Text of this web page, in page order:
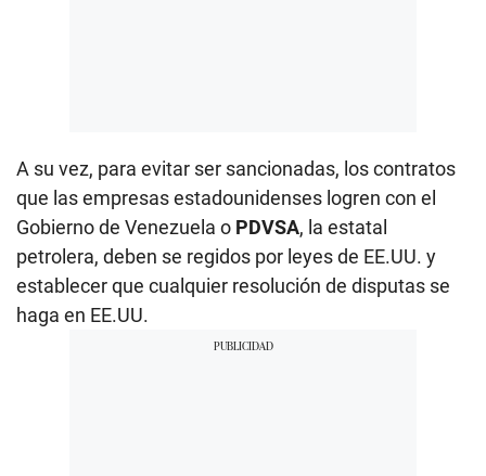
A su vez, para evitar ser sancionadas, los contratos
que las empresas estadounidenses logren con el
Gobierno de Venezuela o PDVSA, la estatal
petrolera, deben se regidos por leyes de EE.UU. y
establecer que cualquier resolución de disputas se
haga en EE.UU.